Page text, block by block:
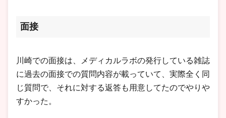
面接
川崎での面接は、メディカルラボの発行している雑誌
に過去の面接での質問内容が載っていて、実際全く同
じ質問で、それに対する返答も用意してたのでやりや
すかった。